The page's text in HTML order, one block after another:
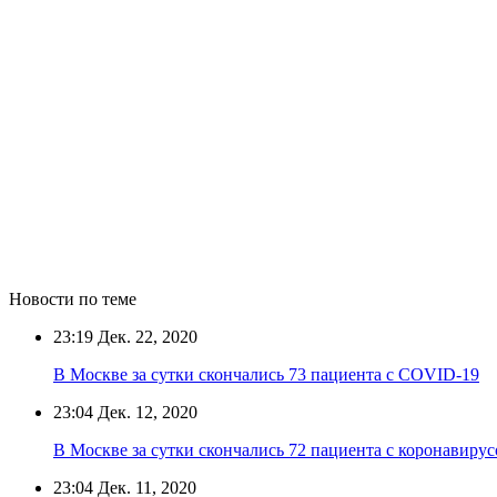
Новости по теме
23:19 Дек. 22, 2020
В Москве за сутки скончались 73 пациента с COVID-19
23:04 Дек. 12, 2020
В Москве за сутки скончались 72 пациента с
23:04 Дек. 11, 2020